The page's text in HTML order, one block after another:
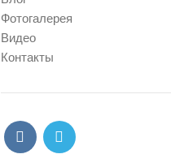
Фотогалерея
Видео
Контакты